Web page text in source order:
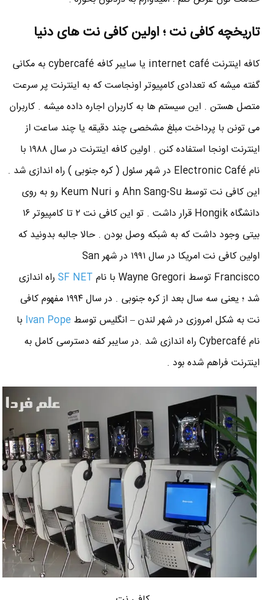
تاریخچه کافی نت ؛ اولین کافی نت های دنیا
کافه اینترنت internet café یا سایبر کافه cybercafé به مکانی
گفته میشه که تعدادی کامپیوتر اونجاست که به اینترنت پر سرعت
متصل هستن . این سیستم ها به کاربران اجاره داده میشه . کاربران
می تونن با پرداخت مبلغ مشخصی چند دقیقه یا چند ساعت از
اینترنت اونجا استفاده کنن . اولین کافه اینترنت در سال ۱۹۸۸ با
نام Electronic Café در شهر سئول ( کره جنوبی ) راه اندازی شد .
این کافی نت توسط Ahn Sang-Su و Keum Nuri رو به روی
دانشگاه Hongik قرار داشت . تو این کافی نت ۲ تا کامپیوتر ۱۶
بیتی وجود داشت که به شبکه وصل بودن . حالا جالبه بدونید که
اولین کافی نت امریکا در سال ۱۹۹۱ در شهر San
Francisco توسط Wayne Gregori با نام
SF NETراه اندازی
شد ؛ یعنی سه سال بعد از کره جنوبی . در سال ۱۹۹۴ مفهوم کافی
نت به شکل امروزی در شهر لندن – انگلیس توسط Ivan Pope با
نام Cybercafé راه اندازی شد .در سایبر کفه دسترسی کامل به
اینترنت فراهم شده بود .